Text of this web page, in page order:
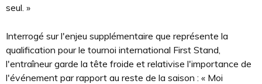
seul. »
Interrogé sur l'enjeu supplémentaire que représente la
qualification pour le tournoi international First Stand,
l'entraîneur garde la tête froide et relativise l'importance de
l'événement par rapport au reste de la saison : « Moi